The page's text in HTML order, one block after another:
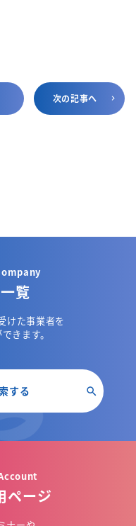
次の記事へ
覧
けた事業者を
きます。
する
ページ